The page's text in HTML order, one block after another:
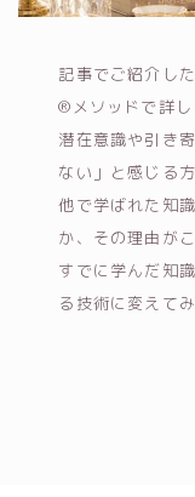
記事でご紹介し
®メソッドで詳し
潜在意識や引き
ない」と感じる方
他で学ばれた知
か、その理由が
すでに学んだ知
る技術に変えて